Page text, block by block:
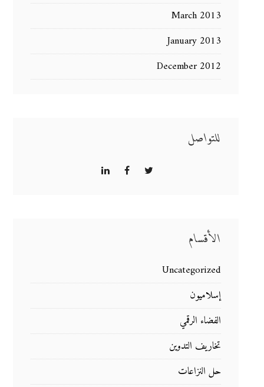
March 2013
January 2013
December 2012
للتواصل
الأقسام
Uncategorized
إسلاميون
الفضاء الرقمي
تخاريف التدوين
حل النزاعات